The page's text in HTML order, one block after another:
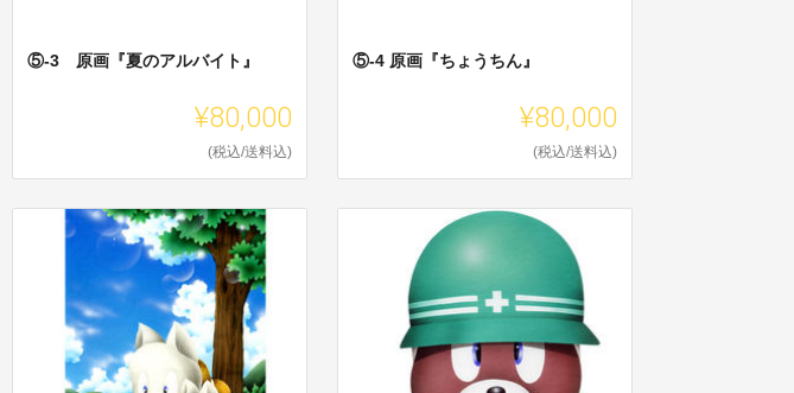
⑤-3 原画『夏のアルバイト』
¥80,000
(税込/送料込)
⑤-4 原画『ちょうちん』
¥80,000
(税込/送料込)